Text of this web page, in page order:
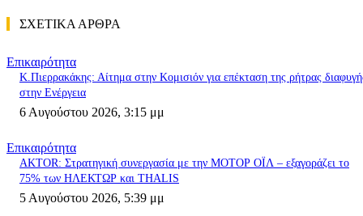
ΣΧΕΤΙΚΑ ΑΡΘΡΑ
Επικαιρότητα
K.Πιερρακάκης: Αίτημα στην Κομισιόν για επέκταση της ρήτρας
στην Ενέργεια
6 Αυγούστου 2026, 3:15 μμ
Επικαιρότητα
AKTOR: Στρατηγική συνεργασία με την ΜΟΤΟΡ ΟΪΛ – εξαγοράζει το
75% των ΗΛΕΚΤΩΡ και THALIS
5 Αυγούστου 2026, 5:39 μμ